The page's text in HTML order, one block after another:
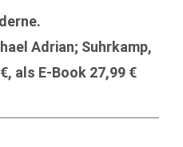
Adrian; Suhrkamp,
als E-Book 27,99 €